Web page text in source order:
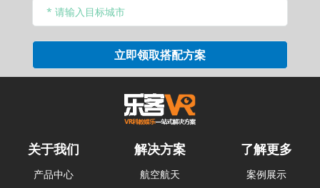
关于我们
产品中心
解决方案
航空航天
了解更多
案例展示